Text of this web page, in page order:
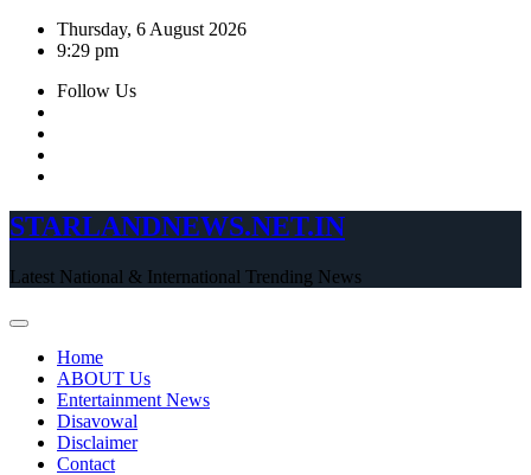
Skip
Thursday, 6 August 2026
9:29 pm
Follow Us
STARLANDNEWS.NET.IN
Latest National & International Trending News
Home
ABOUT Us
Entertainment News
Disavowal
Disclaimer
Contact